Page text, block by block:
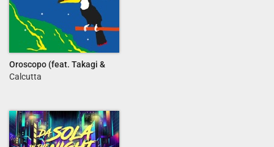
Oroscopo (feat. Takagi &
Ketra) - Single
Calcutta